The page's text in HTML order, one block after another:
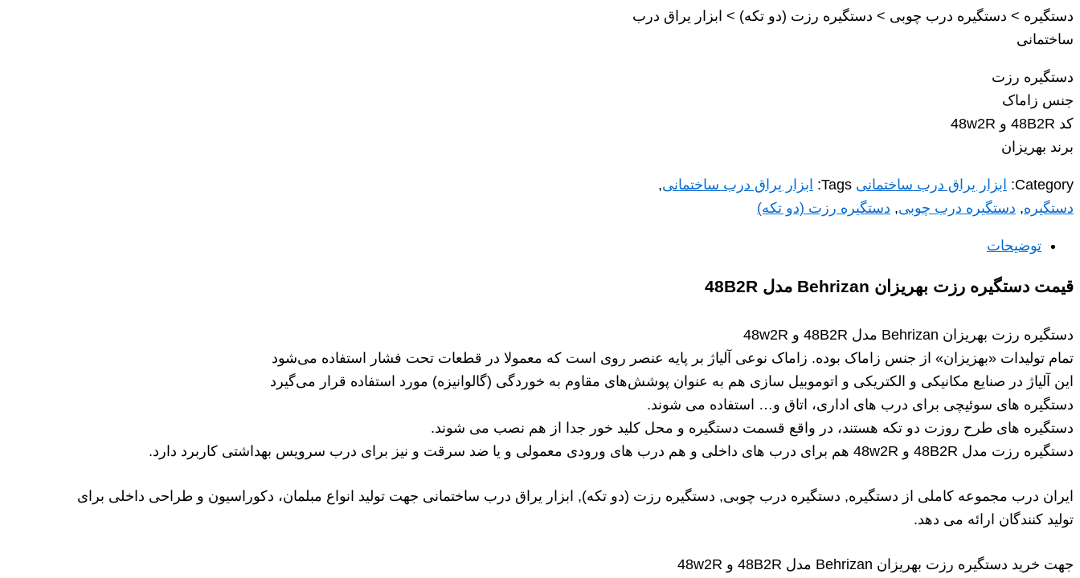
دستگیره > دستگیره درب چوبی > دستگیره رزت (دو تکه) > ابزار یراق درب
ساختمانی
دستگیره رزت
جنس زاماک
کد 48B2R و 48w2R
برند بهریزان
Category: ابزار یراق درب ساختمانی Tags: ابزار یراق درب ساختمانی,
دستگیره, دستگیره درب چوبی, دستگیره رزت (دو تکه)
توضیحات
قیمت دستگیره رزت بهریزان Behrizan مدل 48B2R
دستگیره رزت بهریزان Behrizan مدل 48B2R و 48w2R
تمام تولیدات «بهزیزان» از جنس زاماک بوده. زاماک نوعی آلیاژ بر پایه عنصر روی است که معمولا در قطعات تحت فشار استفاده می‌شود
این آلیاژ در صنایع مکانیکی و الکتریکی و اتوموبیل سازی هم به عنوان پوشش‌های مقاوم به خوردگی (گالوانیزه) مورد استفاده قرار می‌گیرد
دستگیره های سوئیچی برای درب های اداری، اتاق و… استفاده می شوند.
دستگیره های طرح روزت دو تکه هستند، در واقع قسمت دستگیره و محل کلید خور جدا از هم نصب می شوند.
دستگیره رزت مدل 48B2R و 48w2R هم برای درب های داخلی و هم درب های ورودی معمولی و یا ضد سرقت و نیز برای درب سرویس بهداشتی کاربرد دارد.
ایران درب مجموعه کاملی از دستگیره, دستگیره درب چوبی, دستگیره رزت (دو تکه), ابزار یراق درب ساختمانی جهت تولید انواع مبلمان، دکوراسیون و طراحی داخلی برای
تولید کنندگان ارائه می دهد.
جهت خرید دستگیره رزت بهریزان Behrizan مدل 48B2R و 48w2R